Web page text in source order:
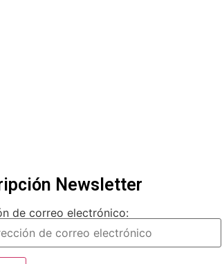
Newsletter
de correo electrónico: